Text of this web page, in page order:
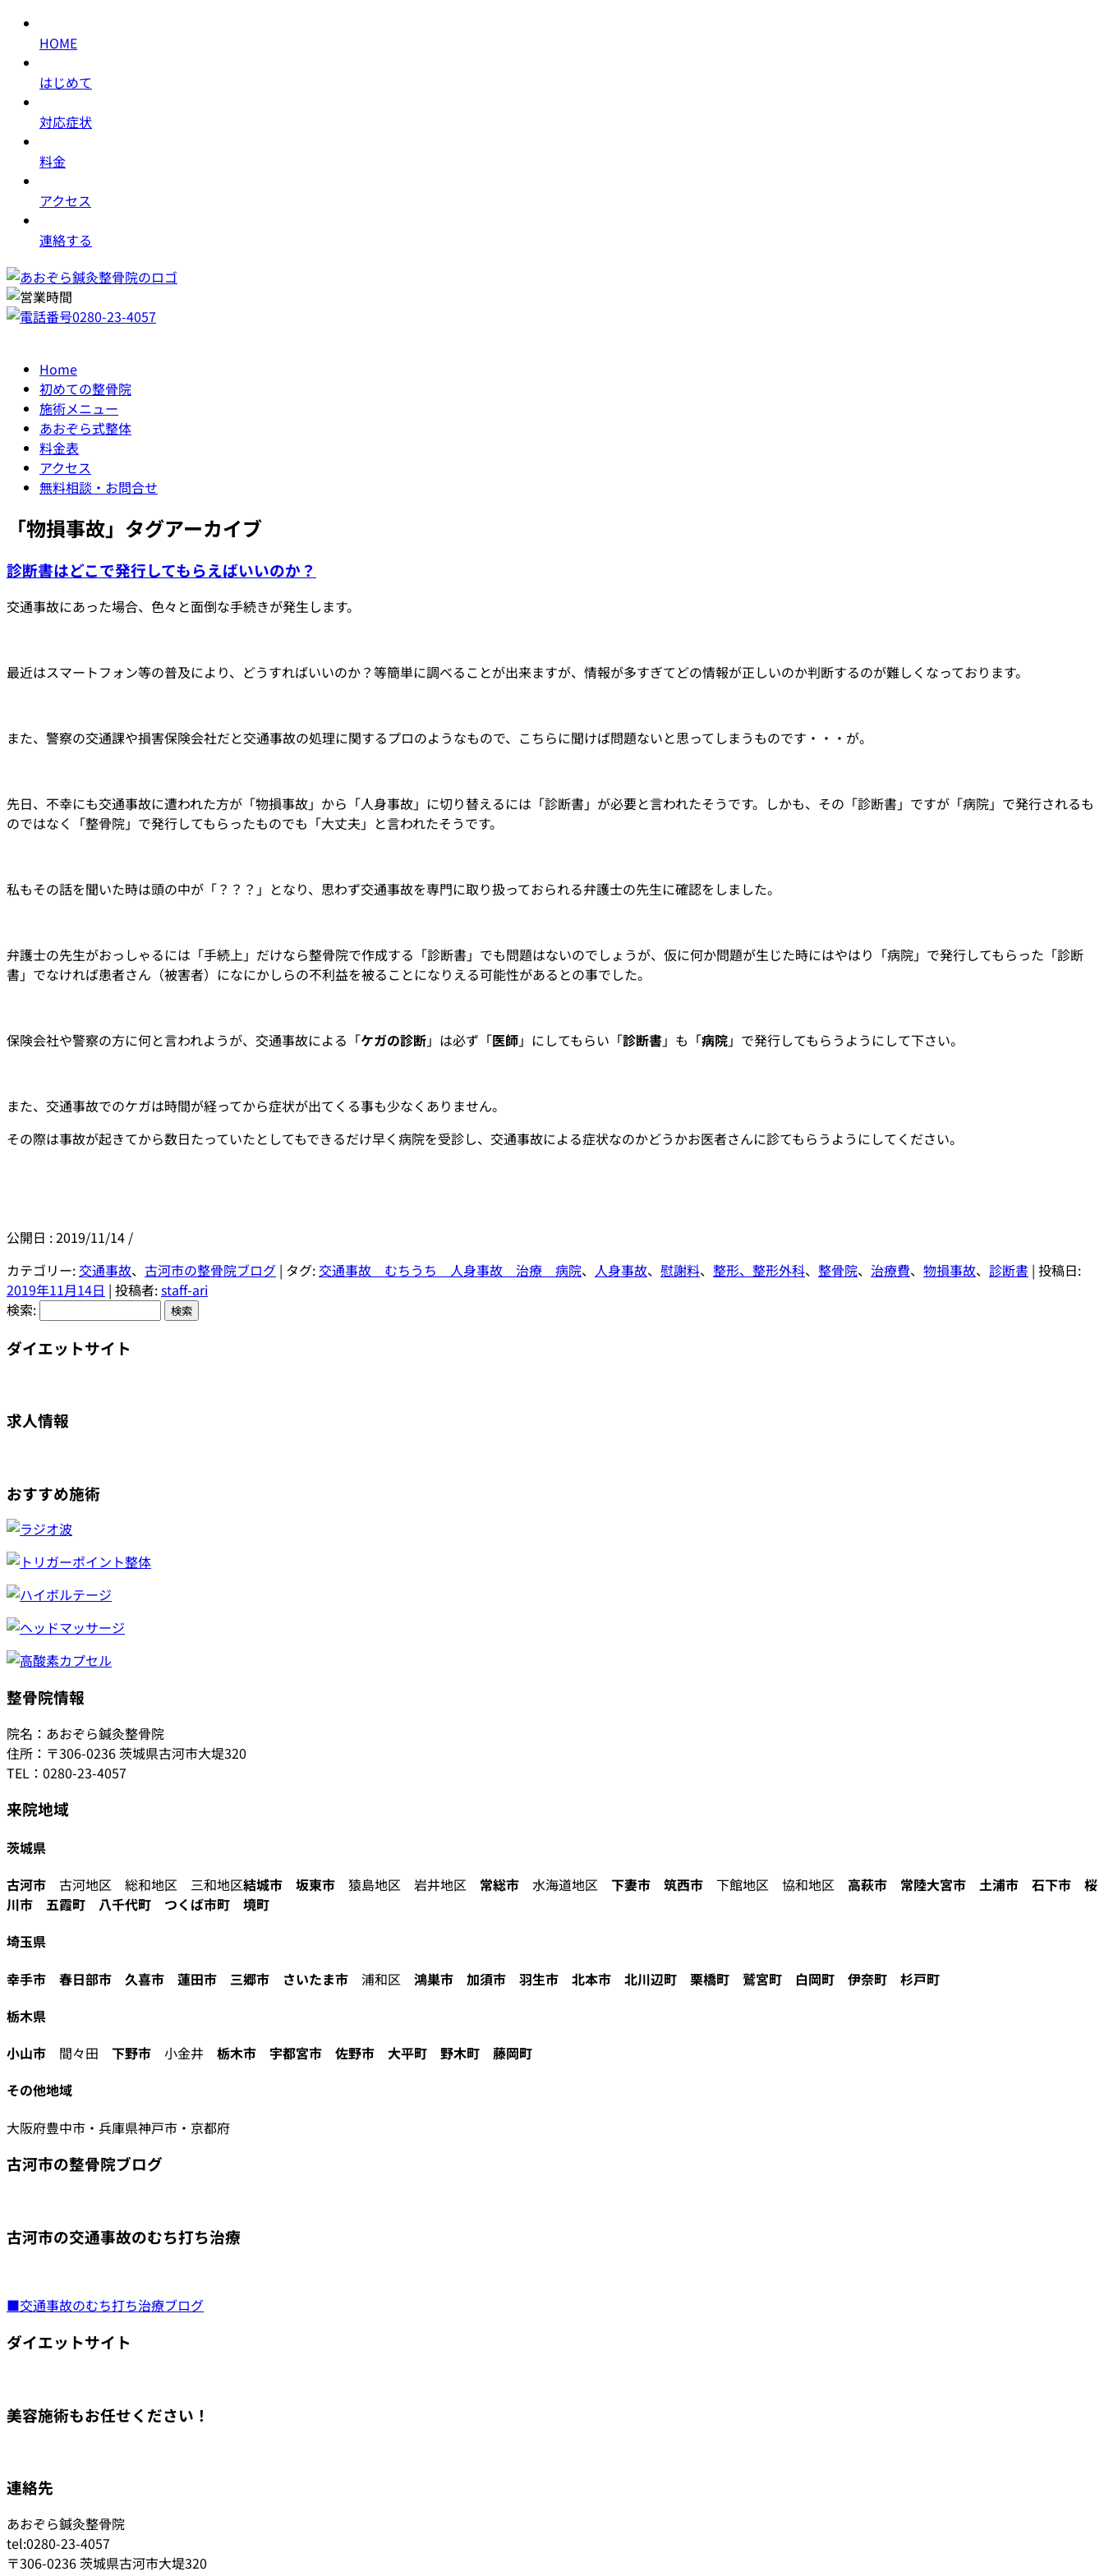
HOME
はじめて
対応症状
料金
アクセス
連絡する
Home
初めての整骨院
施術メニュー
あおぞら式整体
料金表
アクセス
無料相談・お問合せ
「物損事故」タグアーカイブ
診断書はどこで発行してもらえばいいのか？
交通事故にあった場合、色々と面倒な手続きが発生します。
最近はスマートフォン等の普及により、どうすればいいのか？等簡単に調べることが出来ますが、情報が多すぎてどの情報が正しいのか判断するのが難しくなっております。
また、警察の交通課や損害保険会社だと交通事故の処理に関するプロのようなもので、こちらに聞けば問題ないと思ってしまうものです・・・が。
先日、不幸にも交通事故に遭われた方が「物損事故」から「人身事故」に切り替えるには「診断書」が必要と言われたそうです。しかも、その「診断書」ですが「病院」で発行されるも
のではなく「整骨院」で発行してもらったものでも「大丈夫」と言われたそうです。
私もその話を聞いた時は頭の中が「？？？」となり、思わず交通事故を専門に取り扱っておられる弁護士の先生に確認をしました。
弁護士の先生がおっしゃるには「手続上」だけなら整骨院で作成する「診断書」でも問題はないのでしょうが、仮に何か問題が生じた時にはやはり「病院」で発行してもらった「診断
書」でなければ患者さん（被害者）になにかしらの不利益を被ることになりえる可能性があるとの事でした。
保険会社や警察の方に何と言われようが、交通事故による「ケガの診断」は必ず「医師」にしてもらい「診断書」も「病院」で発行してもらうようにして下さい。
また、交通事故でのケガは時間が経ってから症状が出てくる事も少なくありません。
その際は事故が起きてから数日たっていたとしてもできるだけ早く病院を受診し、交通事故による症状なのかどうかお医者さんに診てもらうようにしてください。
公開日 :2019/11/14 /
カテゴリー: 交通事故、 古河市の整骨院ブログ | タグ: 交通事故 むちうち 人身事故 治療 病院、 人身事故、 慰謝料、 整形、整形外科、 整骨院、 治療費、 物損事故、 診断書 | 投稿日:
2019年11月14日 | 投稿者:staff-ari
検索:
ダイエットサイト
求人情報
おすすめ施術
整骨院情報
院名：あおぞら鍼灸整骨院
住所：〒306-0236 茨城県古河市大堤320
TEL：0280-23-4057
来院地域
茨城県
古河市 古河地区 総和地区 三和地区結城市 坂東市 猿島地区 岩井地区 常総市 水海道地区 下妻市 筑西市 下館地区 協和地区 高萩市 常陸大宮市 土浦市 石下市
桜
川市
五霞町 八千代町 つくば市町
境町
埼玉県
幸手市
春日部市 久喜市 蓮田市 三郷市 さいたま市 浦和区 鴻巣市 加須市 羽生市 北本市 北川辺町 栗橋町 鷲宮町 白岡町 伊奈町
杉戸町
栃木県
小山市 間々田 下野市 小金井 栃木市 宇都宮市 佐野市 大平町 野木町
藤岡町
その他地域
大阪府豊中市・兵庫県神戸市・京都府
古河市の整骨院ブログ
古河市の交通事故のむち打ち治療
■交通事故のむち打ち治療ブログ
ダイエットサイト
美容施術もお任せください！
連絡先
あおぞら鍼灸整骨院
tel:0280-23-4057
〒306-0236 茨城県古河市大堤320